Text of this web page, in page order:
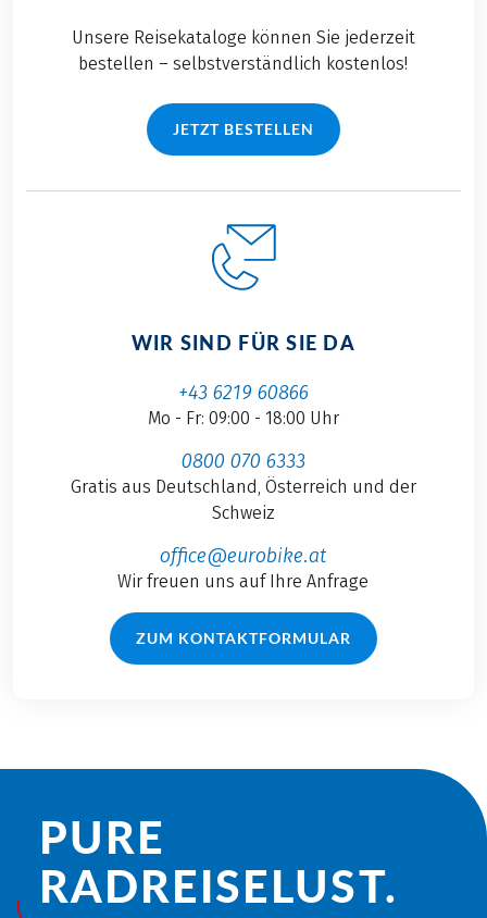
Unsere Reisekataloge können Sie jederzeit
bestellen – selbstverständlich kostenlos!
JETZT BESTELLEN
WIR SIND FÜR SIE DA
+43 6219 60866
Mo - Fr: 09:00 - 18:00 Uhr
0800 070 6333
Gratis aus Deutschland, Österreich und der
Schweiz
office@eurobike.at
Wir freuen uns auf Ihre Anfrage
ZUM KONTAKTFORMULAR
PURE
RADREISE­LUST.